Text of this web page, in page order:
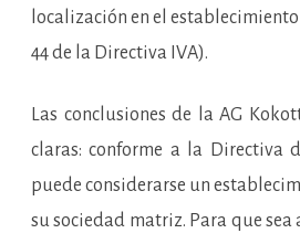
localización en el
44 de la Directiva IVA).
Las conclusiones de la AG
claras: conforme a la Directiva
puede considerarse un
su sociedad matriz. Para que